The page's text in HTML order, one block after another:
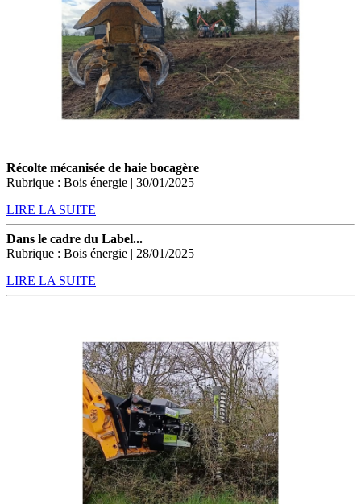
Récolte mécanisée de haie bocagère
Rubrique : Bois énergie | 30/01/2025
LIRE LA SUITE
Dans le cadre du Label...
Rubrique : Bois énergie | 28/01/2025
LIRE LA SUITE